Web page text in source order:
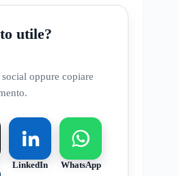
utile?
oppure copiare
LinkedIn WhatsApp